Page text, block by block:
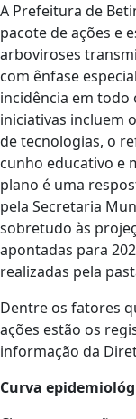
A Prefeitura de
pacote de ações e
arboviroses
com ênfase
incidência em todo
iniciativas incluem
de tecnologias, o
cunho educativo e
plano é uma
pela Secretaria
sobretudo às
apontadas para
realizadas pela
Dentre os fatores
ações estão os
informação da
Curva